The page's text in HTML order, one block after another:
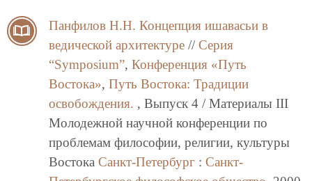
Панфилов Н.Н. Концепция ишавасьи в
ведической архитектуре // Серия
“Symposium”, Конференция «Путь
Востока», Путь Востока: Традиции
освобождения. , Выпуск 4 / Материалы III
Молодежной научной конференции по
проблемам философии, религии, культуры
Востока Санкт-Петербург : Санкт-